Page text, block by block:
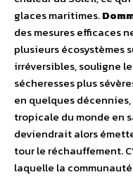
glaces maritimes.
des mesures efficaces
plusieurs écosystèmes
irréversibles, souligne
sécheresses plus
en quelques
tropicale du monde en
deviendrait alors
tour le réchauffement.
laquelle la